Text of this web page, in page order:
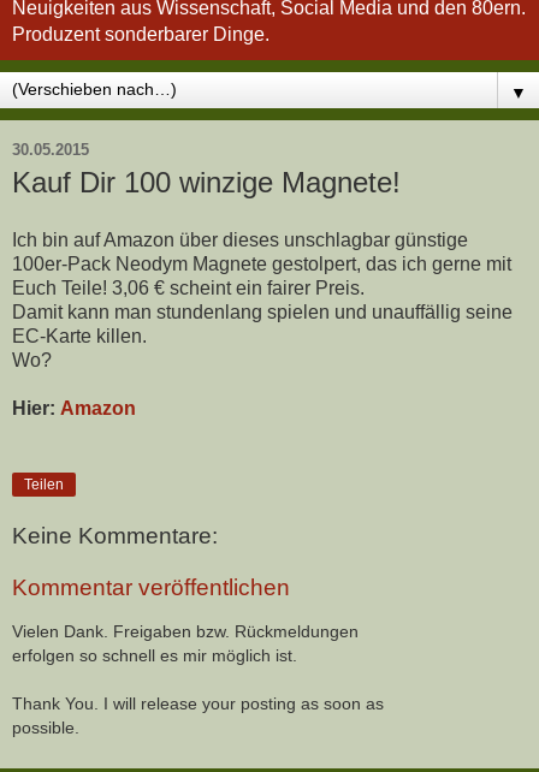
Neuigkeiten aus Wissenschaft, Social Media und den 80ern.
Produzent sonderbarer Dinge.
▼
30.05.2015
Kauf Dir 100 winzige Magnete!
Ich bin auf Amazon über dieses unschlagbar günstige
100er-Pack Neodym Magnete gestolpert, das ich gerne mit
Euch Teile! 3,06 € scheint ein fairer Preis.
Damit kann man stundenlang spielen und unauffällig seine
EC-Karte killen.
Wo?
Hier: Amazon
Teilen
Keine Kommentare:
Kommentar veröffentlichen
Vielen Dank. Freigaben bzw. Rückmeldungen
erfolgen so schnell es mir möglich ist.
Thank You. I will release your posting as soon as
possible.